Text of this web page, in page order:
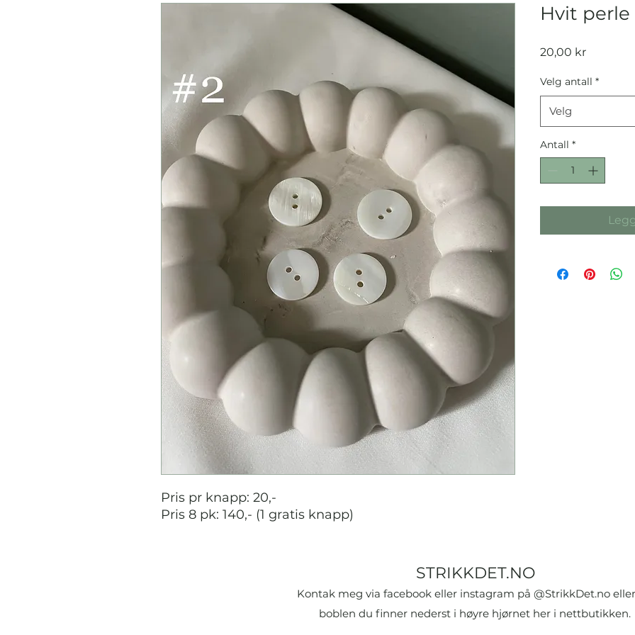
Pris pr knapp: 20,-
Pris 8 pk: 140,- (1 gratis knapp)
Hvit
20,00 krPris
Velg antall *
Velg
Antall *
STRIKKDET.NO
Kontak meg via facebook eller instagram på @StrikkDet.no
boblen du finner nederst i høyre hjørnet her i nettbutikken.